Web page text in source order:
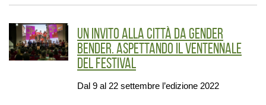
Un invito alla città da Gender
Bender. Aspettando il ventennale
del festival
Dal 9 al 22 settembre l’edizione 2022